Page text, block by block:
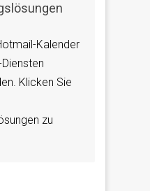
Kalender
Klicken Sie
zu